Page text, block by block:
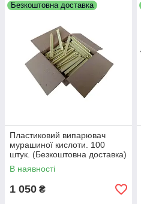
Безкоштовна доставка
Пластиковий випарювач
мурашиної кислоти. 100
штук. (Безкоштовна доставка)
В наявності
1 050 ₴